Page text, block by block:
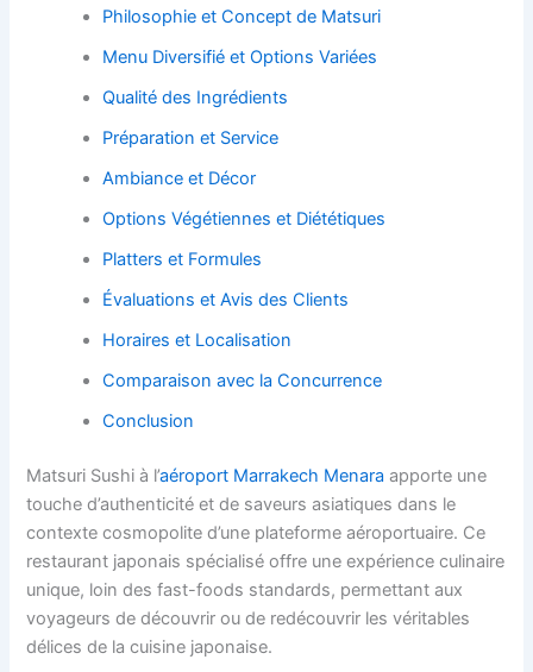
Philosophie et Concept de Matsuri
Menu Diversifié et Options Variées
Qualité des Ingrédients
Préparation et Service
Ambiance et Décor
Options Végétiennes et Diététiques
Platters et Formules
Évaluations et Avis des Clients
Horaires et Localisation
Comparaison avec la Concurrence
Conclusion
Matsuri Sushi à l’aéroport Marrakech Menara apporte une
touche d’authenticité et de saveurs asiatiques dans le
contexte cosmopolite d’une plateforme aéroportuaire. Ce
restaurant japonais spécialisé offre une expérience culinaire
unique, loin des fast-foods standards, permettant aux
voyageurs de découvrir ou de redécouvrir les véritables
délices de la cuisine japonaise.